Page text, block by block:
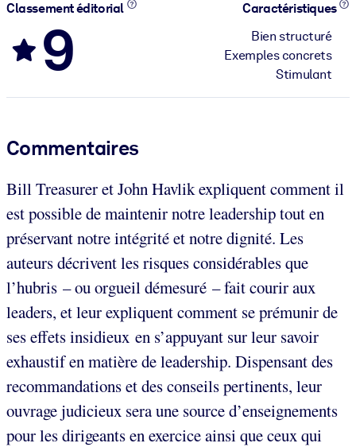
Classement éditorial
9
Caractéristiques
Bien structuré
Exemples concrets
Stimulant
Commentaires
Bill Treasurer et John Havlik expliquent comment il
est possible de maintenir notre leadership tout en
préservant notre intégrité et notre dignité. Les
auteurs décrivent les risques considérables que
l’hubris – ou orgueil démesuré – fait courir aux
leaders, et leur expliquent comment se prémunir de
ses effets insidieux en s’appuyant sur leur savoir
exhaustif en matière de leadership. Dispensant des
recommandations et des conseils pertinents, leur
ouvrage judicieux sera une source d’enseignements
pour les dirigeants en exercice ainsi que ceux qui